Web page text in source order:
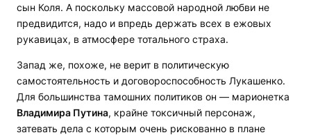
сын Коля. А поскольку массовой народной любви не
предвидится, надо и впредь держать всех в ежовых
рукавицах, в атмосфере тотального страха.
Запад же, похоже, не верит в политическую
самостоятельность и договороспособность Лукашенко.
Для большинства тамошних политиков он — марионетка
Владимира Путина, крайне токсичный персонаж,
затевать дела с которым очень рискованно в плане